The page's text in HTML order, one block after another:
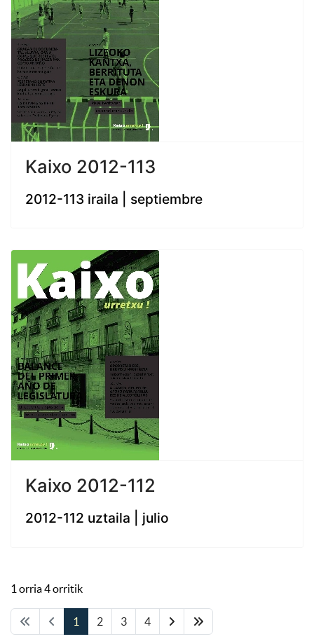
Kaixo 2012-113
2012-113 iraila | septiembre
Kaixo 2012-112
2012-112 uztaila | julio
1 orria 4 orritik
1 2 3 4